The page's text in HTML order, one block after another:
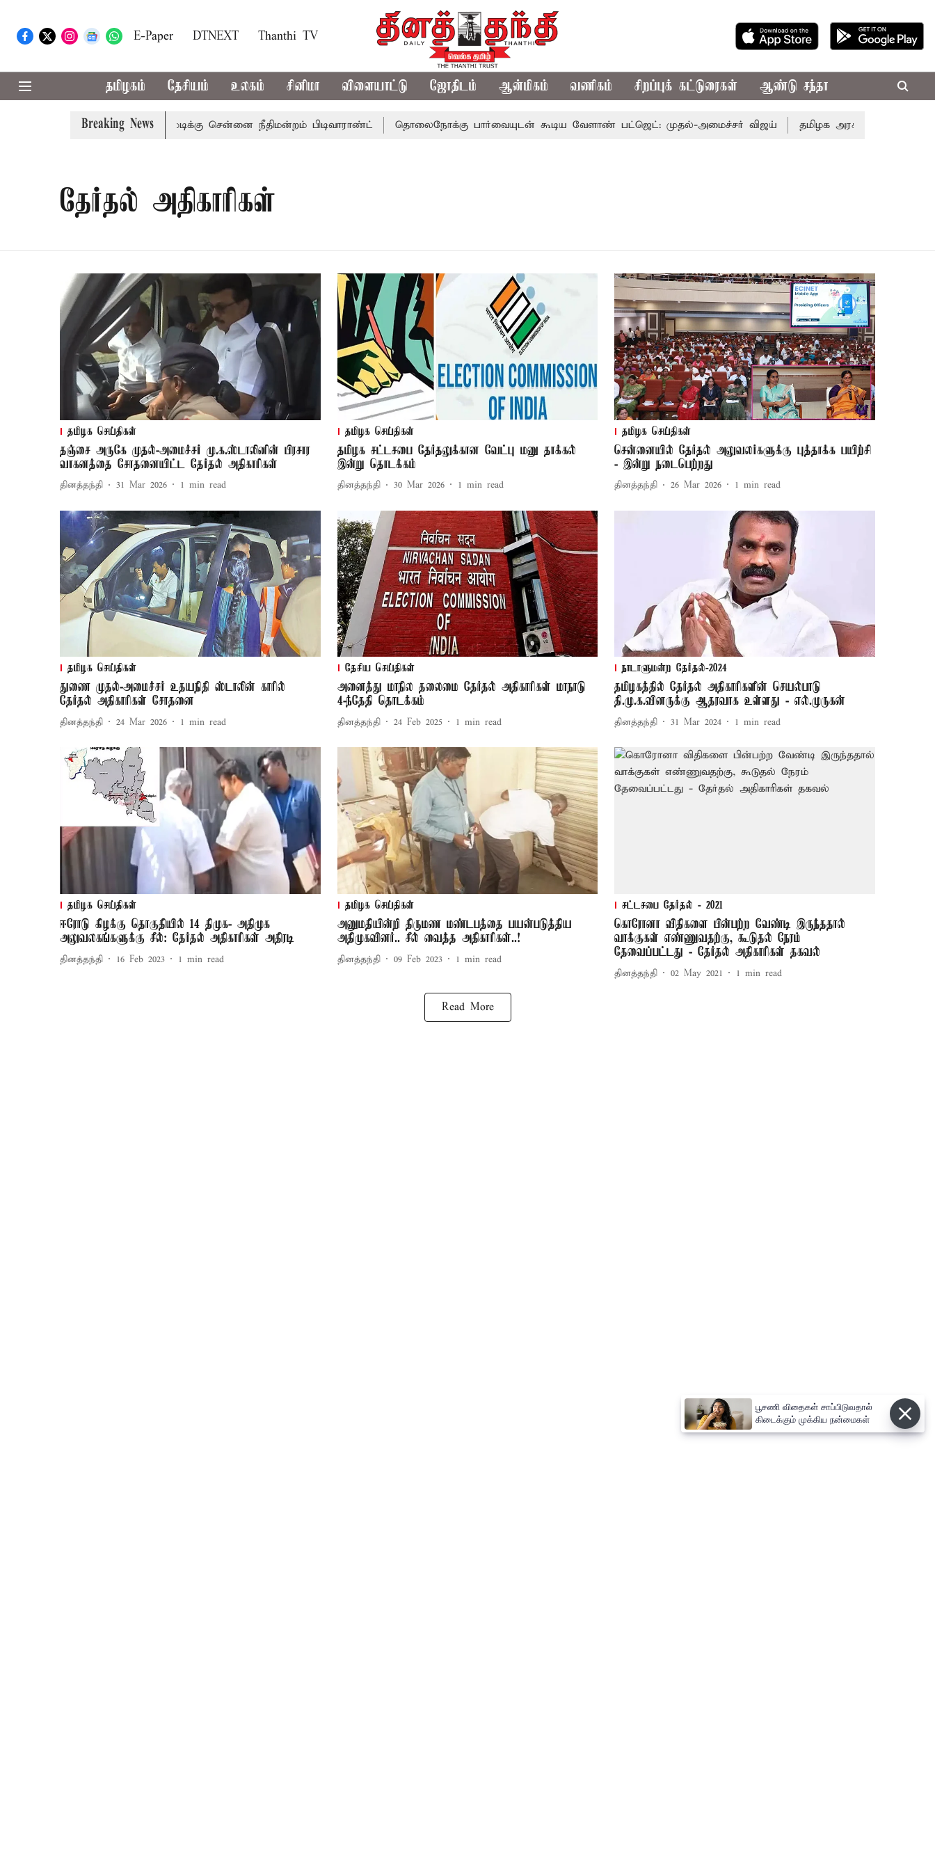
E-Paper DTNEXT Thanthi TV
தமிழகம் தேசியம் உலகம் சினிமா விளையாட்டு ஜோதிடம் ஆன்மிகம் வணிகம் சிறப்புக் கட்டுரைகள் ஆண்டு சந்தா
Breaking News
முன்னாள் அமைச்சர் பொன்முடிக்கு சென்னை நீதிமன்றம் பிடிவாராண்ட் தொலைநோக்கு பார்வையுடன் கூடிய வேளாண் பட்ஜெட்: முதல்-அமைச்சர் விஜய் தமிழக அரசியலில்
தேர்தல் அதிகாரிகள்
தமிழக செய்திகள்
தஞ்சை அருகே முதல்-அமைச்சர் மு.க.ஸ்டாலினின் பிரசார
வாகனத்தை சோதனையிட்ட தேர்தல் அதிகாரிகள்
தினத்தந்தி 31 Mar 2026 1 min read
தமிழக செய்திகள்
தமிழக சட்டசபை தேர்தலுக்கான வேட்பு மனு தாக்கல்
இன்று தொடக்கம்
தினத்தந்தி 30 Mar 2026 1 min read
தமிழக செய்திகள்
சென்னையில் தேர்தல் அலுவலர்களுக்கு புத்தாக்க பயிற்சி
- இன்று நடைபெற்றது
தினத்தந்தி 26 Mar 2026 1 min read
தமிழக செய்திகள்
துணை முதல்-அமைச்சர் உதயநிதி ஸ்டாலின் காரில்
தேர்தல் அதிகாரிகள் சோதனை
தினத்தந்தி 24 Mar 2026 1 min read
தேசிய செய்திகள்
அனைத்து மாநில தலைமை தேர்தல் அதிகாரிகள் மாநாடு
4-ந்தேதி தொடக்கம்
தினத்தந்தி 24 Feb 2025 1 min read
நாடாளுமன்ற தேர்தல்-2024
தமிழகத்தில் தேர்தல் அதிகாரிகளின் செயல்பாடு
தி.மு.க.வினருக்கு ஆதரவாக உள்ளது - எல்.முருகன்
தினத்தந்தி 31 Mar 2024 1 min read
தமிழக செய்திகள்
ஈரோடு கிழக்கு தொகுதியில் 14 திமுக- அதிமுக
அலுவலகங்களுக்கு சீல்: தேர்தல் அதிகாரிகள் அதிரடி
தினத்தந்தி 16 Feb 2023 1 min read
தமிழக செய்திகள்
அனுமதியின்றி திருமண மண்டபத்தை பயன்படுத்திய
அதிமுகவினர்.. சீல் வைத்த அதிகாரிகள்..!
தினத்தந்தி 09 Feb 2023 1 min read
சட்டசபை தேர்தல் - 2021
கொரோனா விதிகளை பின்பற்ற வேண்டி இருந்ததால்
வாக்குகள் எண்ணுவதற்கு, கூடுதல் நேரம்
தேவைப்பட்டது - தேர்தல் அதிகாரிகள் தகவல்
தினத்தந்தி 02 May 2021 1 min read
Read More
பூசணி விதைகள் சாப்பிடுவதால்
கிடைக்கும் முக்கிய நன்மைகள்